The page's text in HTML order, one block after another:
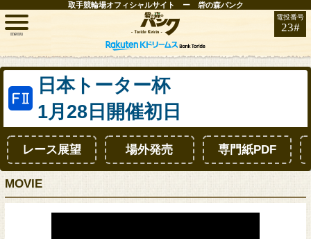
取手競輪場オフィシャルサイト ー 砦の森バンク
menu
電投番号
23#
トップ
レース情報
お知らせ
日本トーター杯
1月28日開催初日
レース展望 場外発売 専門紙PDF
MOVIE